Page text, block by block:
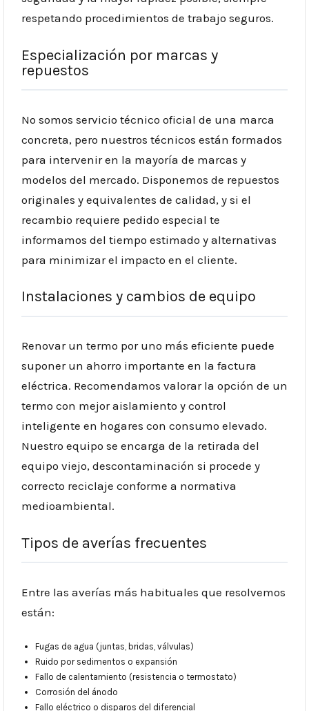
respetando procedimientos de trabajo seguros.
Especialización por marcas y
repuestos
No somos servicio técnico oficial de una marca
concreta, pero nuestros técnicos están formados
para intervenir en la mayoría de marcas y
modelos del mercado. Disponemos de repuestos
originales y equivalentes de calidad, y si el
recambio requiere pedido especial te
informamos del tiempo estimado y alternativas
para minimizar el impacto en el cliente.
Instalaciones y cambios de equipo
Renovar un termo por uno más eficiente puede
suponer un ahorro importante en la factura
eléctrica. Recomendamos valorar la opción de un
termo con mejor aislamiento y control
inteligente en hogares con consumo elevado.
Nuestro equipo se encarga de la retirada del
equipo viejo, descontaminación si procede y
correcto reciclaje conforme a normativa
medioambiental.
Tipos de averías frecuentes
Entre las averías más habituales que resolvemos
están:
Fugas de agua (juntas, bridas, válvulas)
Ruido por sedimentos o expansión
Fallo de calentamiento (resistencia o termostato)
Corrosión del ánodo
Fallo eléctrico o disparos del diferencial